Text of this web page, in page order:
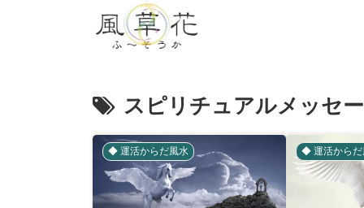
スピリチュアルメッセ
◆ 運活からだ風水 ◆ 運活からだ